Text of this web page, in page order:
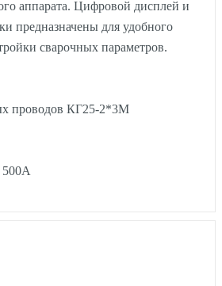
аппарата. Цифровой дисплей и
предназначены для удобного
сварочных параметров.
проводов КГ25-2*3М
500А